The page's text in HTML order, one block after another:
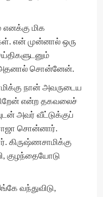
மிக
என் முன்னால் ஒரு
அதனால் சொன்னேன்.
நான் அவருடைய
என்ற தகவலைச்
அவர் வீட்டுக்குப்
சொன்னார்.
கிருஷ்ணசாமிக்கு
குழந்தையோடு
வந்துவிடு,